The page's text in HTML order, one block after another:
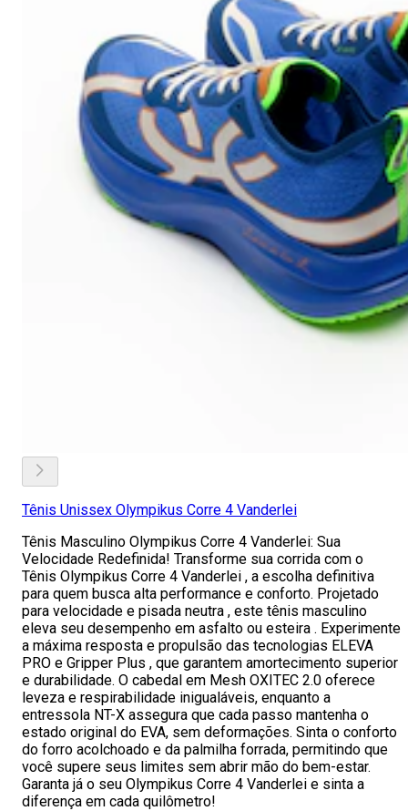
Tênis Unissex Olympikus Corre 4 Vanderlei
Tênis Masculino Olympikus Corre 4 Vanderlei: Sua
Velocidade Redefinida! Transforme sua corrida com o
Tênis Olympikus Corre 4 Vanderlei , a escolha definitiva
para quem busca alta performance e conforto. Projetado
para velocidade e pisada neutra , este tênis masculino
eleva seu desempenho em asfalto ou esteira . Experimente
a máxima resposta e propulsão das tecnologias ELEVA
PRO e Gripper Plus , que garantem amortecimento superior
e durabilidade. O cabedal em Mesh OXITEC 2.0 oferece
leveza e respirabilidade inigualáveis, enquanto a
entressola NT-X assegura que cada passo mantenha o
estado original do EVA, sem deformações. Sinta o conforto
do forro acolchoado e da palmilha forrada, permitindo que
você supere seus limites sem abrir mão do bem-estar.
Garanta já o seu Olympikus Corre 4 Vanderlei e sinta a
diferença em cada quilômetro!